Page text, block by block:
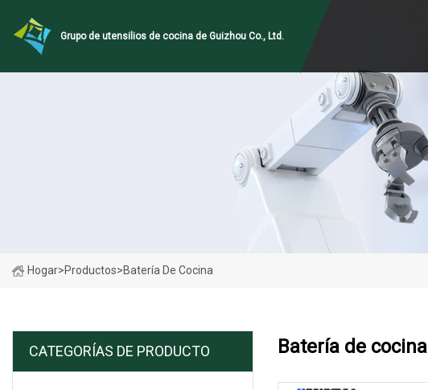
Grupo de utensilios de cocina de Guizhou Co., Ltd.
Hogar>Productos>Batería De Cocina
CATEGORÍAS DE PRODUCTO Batería de cocina